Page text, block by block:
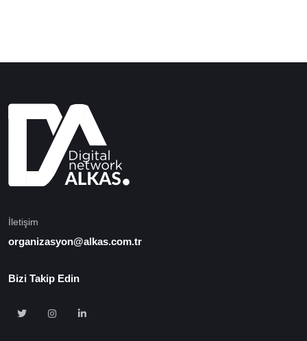
İletişim
organizasyon@alkas.com.tr
Bizi Takip Edin